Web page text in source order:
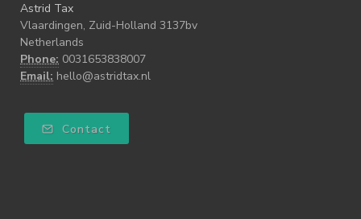
Astrid Tax
Vlaardingen, Zuid-Holland 3137bv
Netherlands
Phone: 0031653838007
Email: hello@astridtax.nl
Contact